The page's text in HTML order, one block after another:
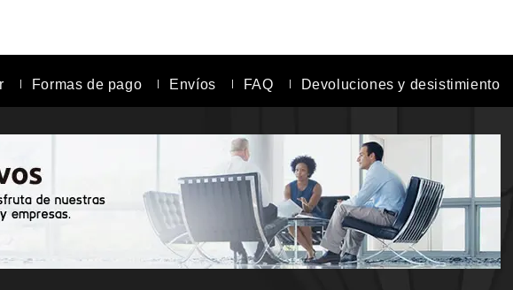
Formas de pago Envíos FAQ Devoluciones y desistimiento